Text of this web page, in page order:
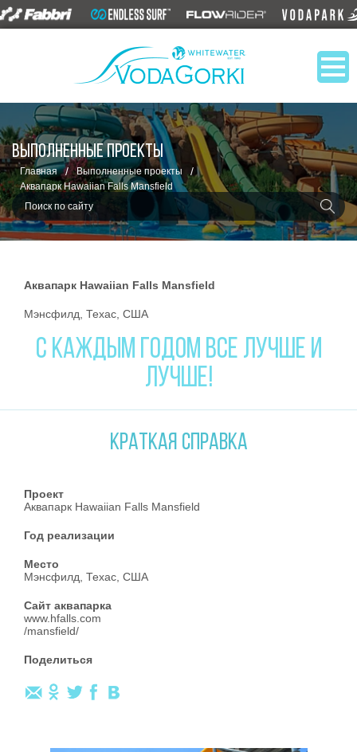
ВЫПОЛНЕННЫЕ ПРОЕКТЫ
Главная / Выполненные проекты /
Аквапарк Hawaiian Falls Mansfield
Аквапарк Hawaiian Falls Mansfield
Мэнсфилд, Техас, США
С КАЖДЫМ ГОДОМ ВСЕ ЛУЧШЕ И
ЛУЧШЕ!
КРАТКАЯ СПРАВКА
Проект
Аквапарк Hawaiian Falls Mansfield
Год реализации
Место
Мэнсфилд, Техас, США
Сайт аквапарка
www.hfalls.com
/mansfield/
Поделиться